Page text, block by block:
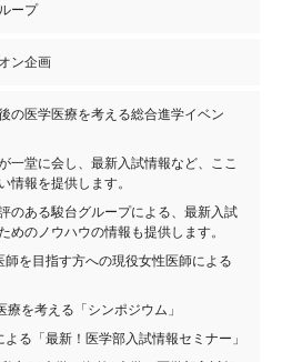
ープ
ン企画
の医学医療を考える総合進学イベン
一堂に会し、最新入試情報など、ここ
情報を提供します。
のある駿台グループによる、最新入試
めのノウハウの情報も提供します。
師を目指す方への現役女性医師による
療を考える「シンポジウム」
る「最新！医学部入試情報セミナー」